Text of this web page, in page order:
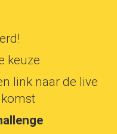
keuze
link naar de live